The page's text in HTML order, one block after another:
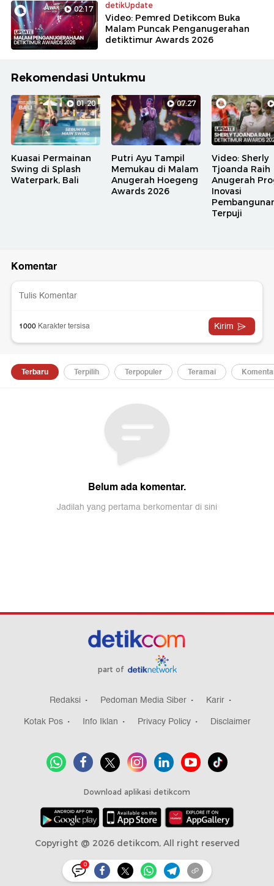
02:17 detikUpdate
Video: Pemred Detikcom Buka
Malam Puncak Penganugerahan
detiktimur Awards 2026
Rekomendasi Untukmu
01:20
Kuasai Permainan
Swing di Splash
Waterpark, Bali
07:27
Putri Ayu Tampil
Memukau di Malam
Anugerah Hoegeng
Awards 2026
Video: Sherly
Tjoanda Raih
Anugerah
Inovasi
Terpuji
0
part of
Redaksi Pedoman Media Siber
Karir
Kotak Pos
Info Iklan Privacy Policy Disclaimer
Download aplikasi detikcom
Copyright @ 2026 detikcom, All right reserved